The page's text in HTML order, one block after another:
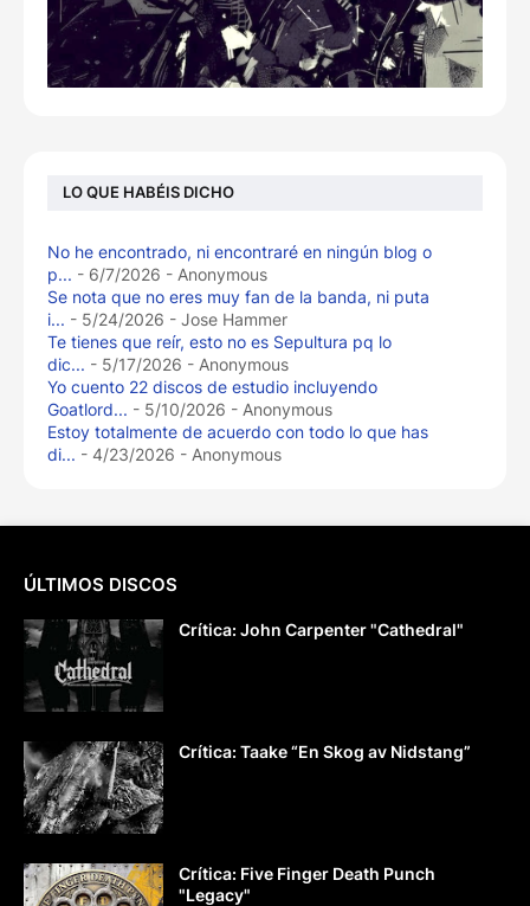
LO QUE HABÉIS DICHO
No he encontrado, ni encontraré en ningún blog o
p... - 6/7/2026 - Anonymous
Se nota que no eres muy fan de la banda, ni puta
i... - 5/24/2026 - Jose Hammer
Te tienes que reír, esto no es Sepultura pq lo
dic... - 5/17/2026 - Anonymous
Yo cuento 22 discos de estudio incluyendo
Goatlord... - 5/10/2026 - Anonymous
Estoy totalmente de acuerdo con todo lo que has
di... - 4/23/2026 - Anonymous
ÚLTIMOS DISCOS
Crítica: John Carpenter "Cathedral"
Crítica: Taake “En Skog av Nidstang”
Crítica: Five Finger Death Punch
"Legacy"